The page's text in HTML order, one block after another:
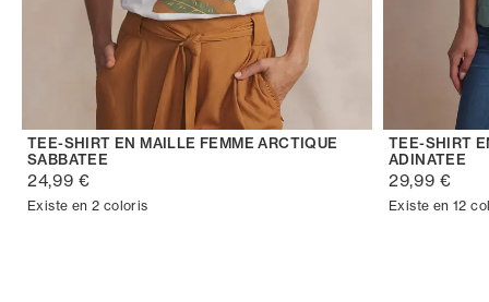
TEE-SHIRT EN MAILLE FEMME ARCTIQUE
SABBATEE
24,99 €
Existe en 2 coloris
TEE-SHIRT
ADINATEE
29,99 €
Existe en 12